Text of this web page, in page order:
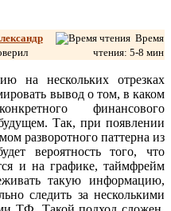
Время
чтения: 5-8 мин
на нескольких отрезках
вывод о том, в каком
финансового
Так, при появлении
разворотного паттерна из
вероятность того, что
и на графике, таймфрейм
такую информацию,
следить за несколькими